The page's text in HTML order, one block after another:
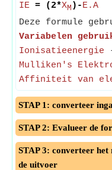
IE = (2*XM )-E.A
Deze formule
Variabelen
Ionisatieenergie
Mulliken's
Affiniteit van
STAP 1: converteer
STAP 2: Evalueer de
STAP 3: converteer het
de uitvoer